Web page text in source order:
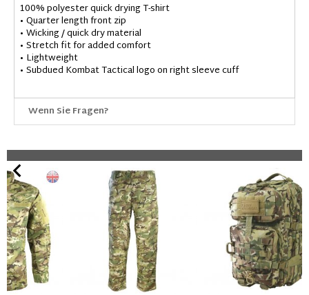
100% polyester quick drying T-shirt
• Quarter length front zip
• Wicking / quick dry material
• Stretch fit for added comfort
• Lightweight
• Subdued Kombat Tactical logo on right sleeve cuff
Wenn Sie Fragen?